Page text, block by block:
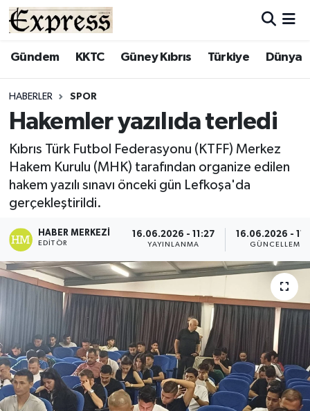
Gündem KKTC Güney Kıbrıs Türkiye Dünya
HABERLER SPOR
Hakemler yazılıda terledi
Kıbrıs Türk Futbol Federasyonu (KTFF) Merkez
Hakem Kurulu (MHK) tarafından organize edilen
hakem yazılı sınavı önceki gün Lefkoşa'da
gerçekleştirildi.
HABER MERKEZI
EDITÖR
16.06.2026 - 11:27
YAYINLANMA
16.06.2026 -
GÜNCELLEME
ALAYKÖY
BİLİM
ÇATALKÖY
DÜNYA
EĞİTİM
EKONOMİ
ENGLISH
ESENTEPE
GAZİMAĞUSA
GİRNE
Hava Durumu
Süper Lig Puan Durumu ve Fikstür
Tüm Manşetler
Son Dakika Haberleri
Haber Arşivi